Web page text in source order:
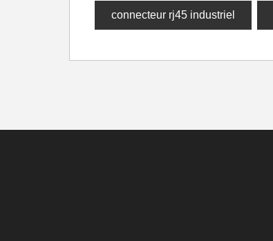
connecteur rj45 industriel